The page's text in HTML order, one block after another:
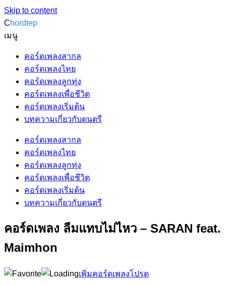
Skip to content
Chordtep
เมนู
คอร์ดเพลงสากล
คอร์ดเพลงไทย
คอร์ดเพลงลูกทุ่ง
คอร์ดเพลงเพื่อชีวิต
คอร์ดเพลงเริ่มต้น
บทความเกี่ยวกับดนตรี
คอร์ดเพลงสากล
คอร์ดเพลงไทย
คอร์ดเพลงลูกทุ่ง
คอร์ดเพลงเพื่อชีวิต
คอร์ดเพลงเริ่มต้น
บทความเกี่ยวกับดนตรี
คอร์ดเพลง ลืมแทบไม่ไหว – SARAN feat.
Maimhon
เพิ่มคอร์ดเพลงโปรด